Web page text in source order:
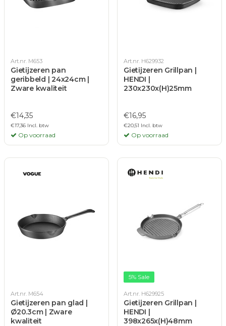
Art.nr. M653
Gietijzeren pan
geribbeld | 24x24cm |
Zware kwaliteit
€14,35
€17,36 Incl. btw
Op voorraad
Art.nr. H629932
Gietijzeren Grillpan |
HENDI |
230x230x(H)25mm
€16,95
€20,51 Incl. btw
Op voorraad
Art.nr. M654
Gietijzeren pan glad |
Ø20.3cm | Zware
kwaliteit
5% Sale
Art.nr. H629925
Gietijzeren Grillpan |
HENDI |
398x265x(H)48mm